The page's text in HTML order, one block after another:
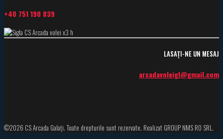
+40 751 190 839
LASAȚI-NE UN MESAJ
arcadavoleigl@gmail.com
©2026 CS Arcada Galați. Toate drepturile sunt rezervate. Realizat GROUP NMS RO SRL.